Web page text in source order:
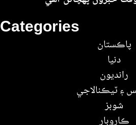
Categories
پاڪستان
دنيا
رانديون
۽ ٽيڪنالاجي
شوبز